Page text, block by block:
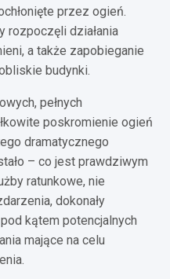
przez ogień.
rozpoczęli działania
a także zapobieganie
budynki.
pełnych
poskromienie ogień
dramatycznego
– co jest prawdziwym
ratunkowe, nie
dokonały
kątem potencjalnych
mające na celu